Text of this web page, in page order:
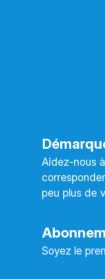
Aidez-nous
peu plus de
Soyez le